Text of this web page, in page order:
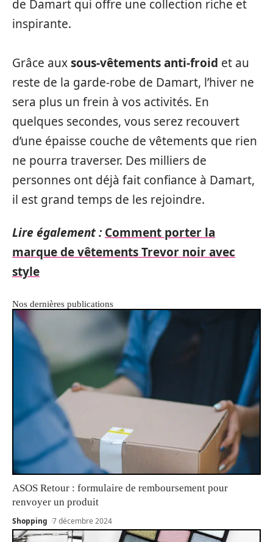
de Damart qui offre une collection riche et
inspirante.
Grâce auxsous-vêtements anti-froid et au
reste de la garde-robe de Damart, l’hiver ne
sera plus un frein à vos activités. En
quelques secondes, vous serez recouvert
d’une épaisse couche de vêtements que rien
ne pourra traverser. Des milliers de
personnes ont déjà fait confiance à Damart,
il est grand temps de les rejoindre.
Lire également : Comment porter la
marque de vêtements Trevor noir avec
style
Nos dernières publications
ASOS Retour : formulaire de remboursement pour
renvoyer un produit
Shopping 7 décembre 2024